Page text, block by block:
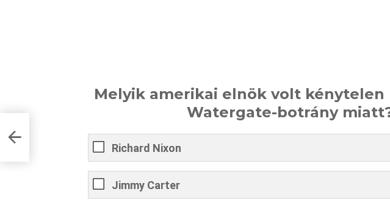
Melyik amerikai elnök volt kénytelen
Watergate-botrány
Richard Nixon
Jimmy Carter